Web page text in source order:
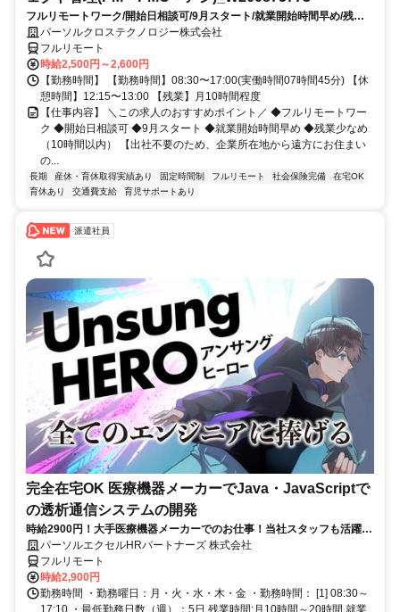
フルリモートワーク/開始日相談可/9月スタート/就業開始時間早め/残業
少なめ（10時間以内）
パーソルクロステクノロジー株式会社
フルリモート
時給2,500円～2,600円
【勤務時間】 【勤務時間】08:30〜17:00(実働時間07時間45分) 【休
憩時間】12:15〜13:00 【残業】月10時間程度
【仕事内容】 ＼この求人のおすすめポイント／ ◆フルリモートワー
ク ◆開始日相談可 ◆9月スタート ◆就業開始時間早め ◆残業少なめ
（10時間以内） 【出社不要のため、企業所在地から遠方にお住まい
の...
長期 産休・育休取得実績あり 固定時間制 フルリモート 社会保険完備
在宅OK
育休あり
交通費支給 育児サポートあり
派遣社員
完全在宅OK 医療機器メーカーでJava・JavaScriptで
の透析通信システムの開発
時給2900円！大手医療機器メーカーでのお仕事！当社スタッフも活躍
中！ 最初の3日間はオリエンテーションで出社ですが、以降はフル在宅
でOK！Vue.jsやNode.js、AWSなどモダンな技術でスキルアップが可能
です！ご本人負担が約4割でとってもお得なパナソニック健保にご加入
頂けます！
パーソルエクセルHRパートナーズ 株式会社
フルリモート
時給2,900円
勤務時間 ・勤務曜日：月・火・水・木・金 ・勤務時間： [1] 08:30～
17:10 ・最低勤務日数（週）：5日 残業時間:月10時間～20時間 就業